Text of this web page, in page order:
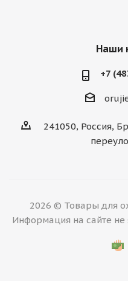
Наши
+7
241050, Россия,
2026 © Товары для
Информация на сайте не